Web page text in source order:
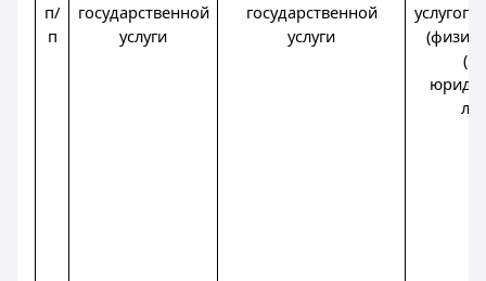
п/
п
государственной
услуги
государственной
услуги